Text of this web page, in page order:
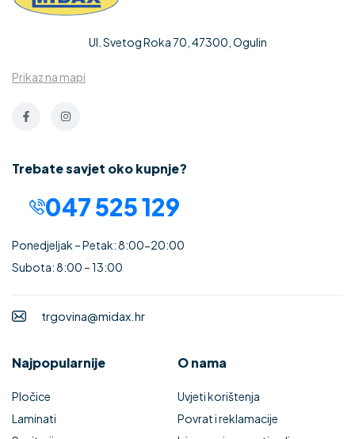
Ul. Svetog Roka 70, 47300, Ogulin
Prikaz na mapi
Trebate savjet oko kupnje?
047 525 129
Ponedjeljak – Petak: 8:00-20:00
Subota: 8:00 – 13:00
trgovina@midax.hr
Najpopularnije
Pločice
Laminati
O nama
Uvjeti korištenja
Povrat i reklamacije